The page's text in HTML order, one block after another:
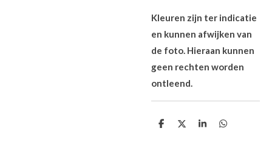
Kleuren zijn ter indicatie
en kunnen afwijken van
de foto. Hieraan kunnen
geen rechten worden
ontleend.
D
D
S
D